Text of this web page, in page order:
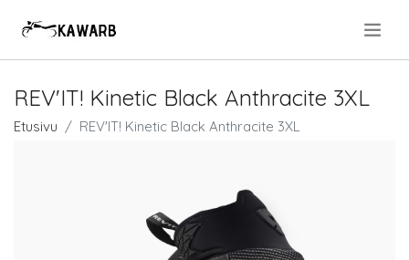
REV'IT! Kinetic Black Anthracite 3XL
Etusivu REV'IT! Kinetic Black Anthracite 3XL